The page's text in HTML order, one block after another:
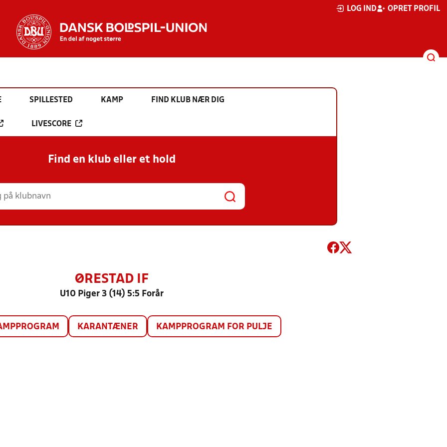
LOG IND OPRET PROFIL
SPILLESTED KAMP FIND KLUB NÆR DIG
LIVESCORE
Find en klub eller et hold
ØRESTAD IF
U10 Piger 3 (14) 5:5 Forår
KARANTÆNER KAMPPROGRAM FOR PULJE